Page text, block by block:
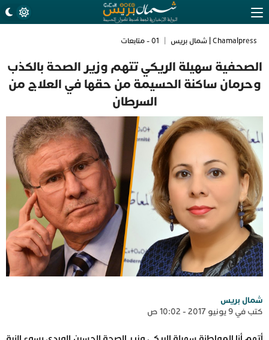
Chamalpress | شمال بريس 01 - متابعات
الصحفية سهيلة الريكي تتهم وزير الصحة بالكذب
وحرمان ساكنة الحسيمة من حقها في العلاج من
السرطان
شمال بريس
كتب في 9 يونيو 2017 - 10:02 ص